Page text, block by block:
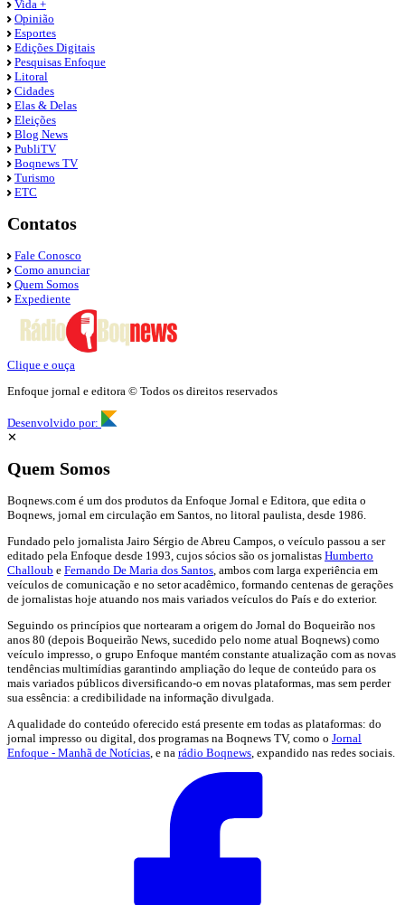
Vida +
Opinião
Esportes
Edições Digitais
Pesquisas Enfoque
Litoral
Cidades
Elas & Delas
Eleições
Blog News
PubliTV
Boqnews TV
Turismo
ETC
Contatos
Fale Conosco
Como anunciar
Quem Somos
Expediente
Clique e ouça
Enfoque jornal e editora © Todos os direitos reservados
Desenvolvido por:
✕
Quem Somos
Boqnews.com é um dos produtos da Enfoque Jornal e Editora, que edita o
Boqnews, jornal em circulação em Santos, no litoral paulista, desde 1986.
Fundado pelo jornalista Jairo Sérgio de Abreu Campos, o veículo passou a ser
editado pela Enfoque desde 1993, cujos sócios são os jornalistas Humberto
Challoub e Fernando De Maria dos Santos, ambos com larga experiência em
veículos de comunicação e no setor acadêmico, formando centenas de gerações
de jornalistas hoje atuando nos mais variados veículos do País e do exterior.
Seguindo os princípios que nortearam a origem do Jornal do Boqueirão nos
anos 80 (depois Boqueirão News, sucedido pelo nome atual Boqnews) como
veículo impresso, o grupo Enfoque mantém constante atualização com as novas
tendências multimídias garantindo ampliação do leque de conteúdo para os
mais variados públicos diversificando-o em novas plataformas, mas sem perder
sua essência: a credibilidade na informação divulgada.
A qualidade do conteúdo oferecido está presente em todas as plataformas: do
jornal impresso ou digital, dos programas na Boqnews TV, como o Jornal
Enfoque - Manhã de Notícias, e na rádio Boqnews, expandido nas redes sociais.